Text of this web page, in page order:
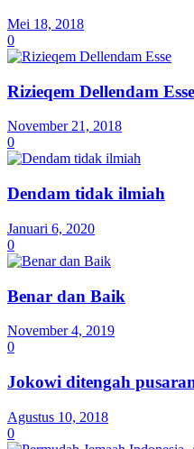
Mei 18, 2018
0
Rizieqem Dellendam Esse
November 21, 2018
0
Dendam tidak ilmiah
Januari 6, 2020
0
Benar dan Baik
November 4, 2019
0
Jokowi ditengah
Agustus 10, 2018
0